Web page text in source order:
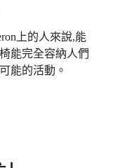
上的人來說,能
能完全容納人們
能的活動。